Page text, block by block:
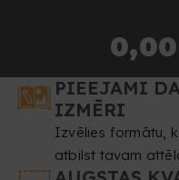
PIEEJAMI
IZMĒRI
Izvēlies formātu,
atbilst tavam